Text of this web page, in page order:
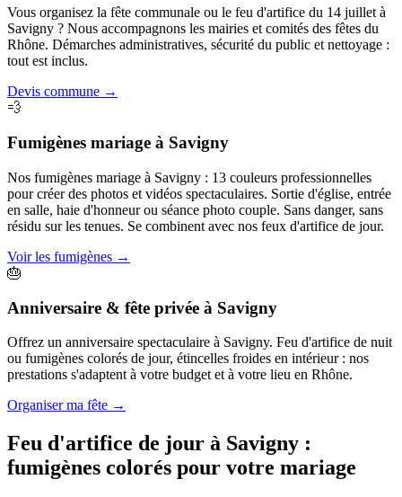
Vous organisez la fête communale ou le feu d'artifice du 14 juillet à
Savigny ? Nous accompagnons les mairies et comités des fêtes du
Rhône. Démarches administratives, sécurité du public et nettoyage :
tout est inclus.
Devis commune →
💨
Fumigènes mariage à Savigny
Nos fumigènes mariage à Savigny : 13 couleurs professionnelles
pour créer des photos et vidéos spectaculaires. Sortie d'église, entrée
en salle, haie d'honneur ou séance photo couple. Sans danger, sans
résidu sur les tenues. Se combinent avec nos feux d'artifice de jour.
Voir les fumigènes →
🎂
Anniversaire & fête privée à Savigny
Offrez un anniversaire spectaculaire à Savigny. Feu d'artifice de nuit
ou fumigènes colorés de jour, étincelles froides en intérieur : nos
prestations s'adaptent à votre budget et à votre lieu en Rhône.
Organiser ma fête →
Feu d'artifice de jour à Savigny :
fumigènes colorés pour votre mariage